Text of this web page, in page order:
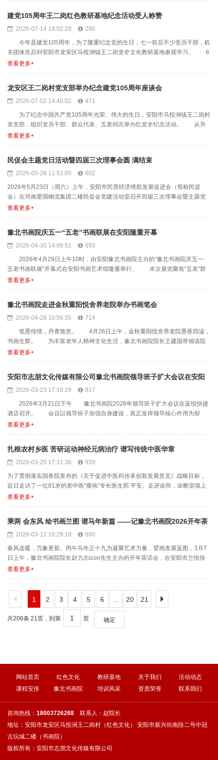
建党105周年王二岗红色教研基地纪念活动受人称赞
2026-07-14 18:02:28
290
今年是建党105周年，为了隆重纪念党的生日，七一前后不少党员干部，机
关团体先后到安阳市龙安区马投涧镇王二岗党史文化教研基地参观学习。 6
月6日至7月1日安......
查看更多+
龙安区王二岗村党支部举办纪念建党105周年座谈会
2026-07-02 14:40:02
471
为了纪念中国共产党105周年光荣、伟大的生日，安阳市马投涧镇王二岗村
党支部，组织党员干部、群众代表、五老同志举办忆党史纪念活动。 从升
国旗到座谈建党历史，......
查看更多+
民促会主题党日活动暨四届三次理事会圆 满结束
2026-05-28 11:53:05
602
2026年5月23日（周六）上午，安阳市民营经济维权发展促进会（简称民促
会）在河南爱国物流集团二楼民促会党建活动室召开四届三次理事会暨主题党
日活动，民促会全体理......
查看更多+
豫北书画院庆五一“五老”书画联展在安阳隆重开幕
2026-04-30 14:09:51
693
2026年4月29日上午10时，由安阳豫北书画院主办的“豫北书画院庆五一·
五老书画联展”开幕式在安阳书画艺术馆隆重举行。 本次展览聚焦“五老”群
体创作风采......
查看更多+
豫北书画院走进金秋重阳悦舍养老院举办书画笔会
2026-04-28 10:56:35
714
笔墨传情，丹青致意。 4月26日上午，金秋重阳悦舍养老院墨香四溢，
书画生辉。 为丰富老年人精神文化生活，豫北书画院院长王建国带领该院
多名书画家在这里举办......
查看更多+
安阳市志朋文化传媒有限公司豫北书画院领导班子扩大会议在安阳
举行2026-03-23 17:16:29
917
2026年3月21日下午 豫北书画院2026年领导班子扩大会议在蓝悦快捷
酒店召开。 会议以领导班子加强自身建设，真正发挥领导核心作用为契
机，系统谋划未来......
查看更多+
扎根农村乡医 苦研运动神经元病治疗 谱写传统中医华章
2026-03-20 17:31:36
939
为了贯彻落实国务院发布的《关于促进中医药传承创新发展意见》战略目标，
近日走访了一位81岁的老中医“痿病”专长医生郭 平安。走进诊所，诊断室墙上
郭 平安医生的简介......
查看更多+
乘两 会东风 绘书画兰图 谱马年新篇 ——记豫北书画院2026开年茶
话会2026-03-12 16:29:19
890
春风送暖，万象更新。丙午马年正十九为凝聚艺术力量，擘画发展蓝图，3月7
日上午，豫北书画院院长赵力志icon先生主办的开年茶话会，在安阳市兰悦快
捷酒店举行。茶话会......
查看更多+
1 2 3 4 5 6 20 21
共206条 21页，到第 页 确定
网站首页 红色文化 教研基地 关于我们
活动动态
课程安排
豫北书画院 培训风采 资质荣誉 联系我们
咨询热线： 18003726288 联系人：赵院长
地址：安阳市龙安区马投涧王二岗村（红色文化） 安阳市新兴街南段二号中冠
古玩城二楼（书画院）
版权所有：安阳市志朋文化传媒有限公司